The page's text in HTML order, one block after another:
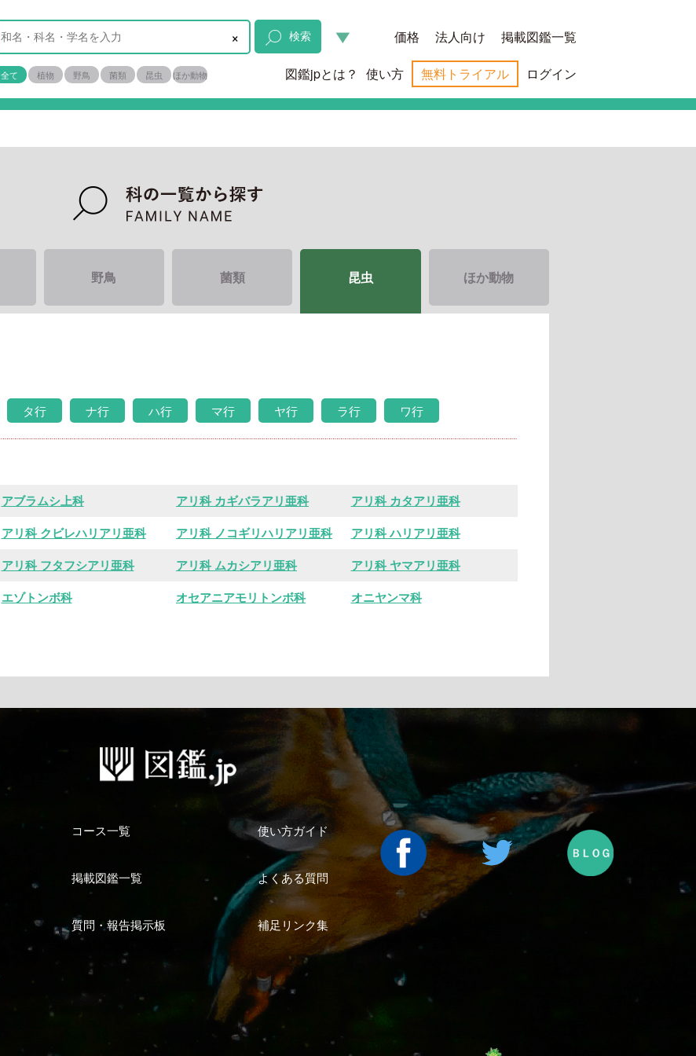
× 検索
全て 植物 野鳥 菌類 昆虫 ほか動物
価格 法人向け 掲載図鑑一覧
図鑑jpとは？ 使い方 無料トライアル ログイン
野鳥 菌類 昆虫 ほか動物
タ行 ナ行 ハ行 マ行 ヤ行 ラ行 ワ行
アブラムシ上科 アリ科 カギバラアリ亜科 アリ科 カタアリ亜科
アリ科 クビレハリアリ亜科 アリ科 ノコギリハリアリ亜科 アリ科 ハリアリ亜科
アリ科 フタフシアリ亜科 アリ科 ムカシアリ亜科 アリ科 ヤマアリ亜科
エゾトンボ科 オセアニアモリトンボ科 オニヤンマ科
コース一覧 使い方ガイド
掲載図鑑一覧 よくある質問
質問・報告掲示板 補足リンク集